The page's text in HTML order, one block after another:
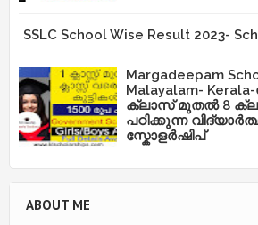
SSLC School Wise Result 2023-
Margadeepam
Malayalam-
ക്ലാസ് മുതൽ 8
പഠിക്കുന്ന
സ്കോളർഷിപ്
ABOUT ME